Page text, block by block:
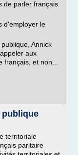
de parler français
d'employer le
Annick
aux
et non...
publique
territoriale
paritaire